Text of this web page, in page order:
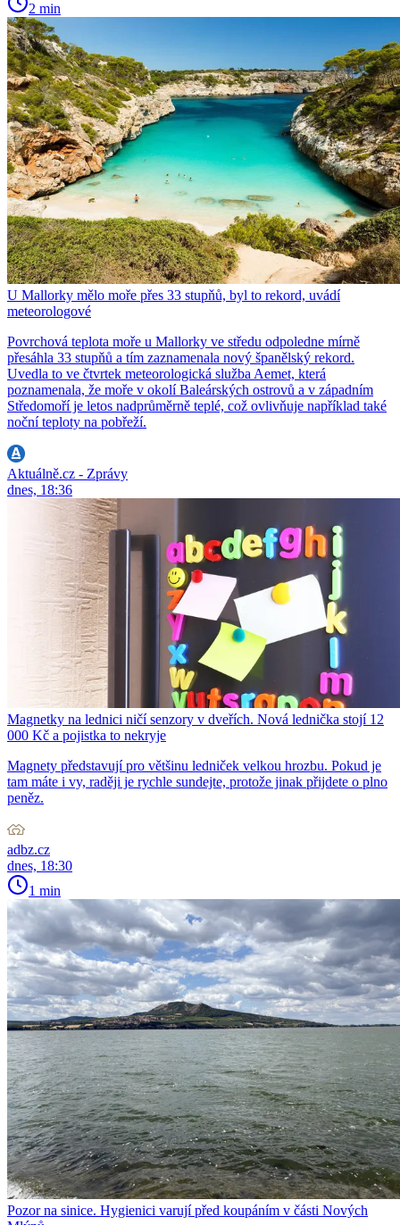
2 min
U Mallorky mělo moře přes 33 stupňů, byl to rekord, uvádí
meteorologové
Povrchová teplota moře u Mallorky ve středu odpoledne mírně
přesáhla 33 stupňů a tím zaznamenala nový španělský rekord.
Uvedla to ve čtvrtek meteorologická služba Aemet, která
poznamenala, že moře v okolí Baleárských ostrovů a v západním
Středomoří je letos nadprůměrně teplé, což ovlivňuje například také
noční teploty na pobřeží.
Aktuálně.cz - Zprávy
dnes, 18:36
Magnetky na lednici ničí senzory v dveřích. Nová lednička stojí 12
000 Kč a pojistka to nekryje
Magnety představují pro většinu ledniček velkou hrozbu. Pokud je
tam máte i vy, raději je rychle sundejte, protože jinak přijdete o plno
peněz.
adbz.cz
dnes, 18:30
1 min
Pozor na sinice. Hygienici varují před koupáním v části Nových